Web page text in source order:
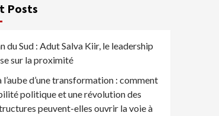
Posts
du Sud : Adut Salva Kiir, le leadership
sur la proximité
l’aube d’une transformation : comment
politique et une révolution des
peuvent-elles ouvrir la voie à